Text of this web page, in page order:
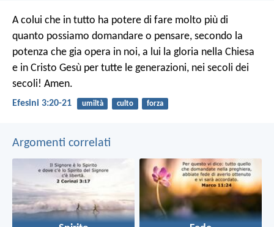
A colui che in tutto ha potere di fare molto più di
quanto possiamo domandare o pensare, secondo la
potenza che gia opera in noi, a lui la gloria nella Chiesa
e in Cristo Gesù per tutte le generazioni, nei secoli dei
secoli! Amen.
Efesini 3:20-21 umiltà culto forza
Argomenti correlati